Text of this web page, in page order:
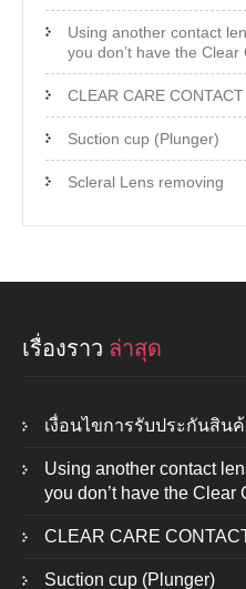
Using another contact
you don’t have the Clear
CLEAR CARE
Suction cup (Plunger)
Scleral Lens removing
เรื่องราว ล่าสุด
เงื่อนไขการรับประกันสิน
Using another contact
you don’t have the Clear
CLEAR CARE
Suction cup (Plunger)